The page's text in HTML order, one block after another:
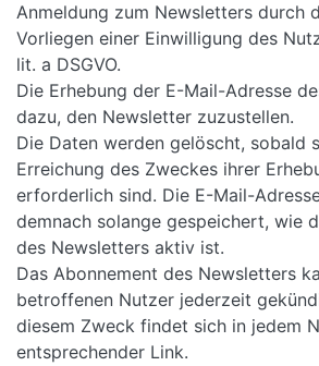
Anmeldung zum Newsletters durch
Vorliegen einer Einwilligung des
lit. a DSGVO.
Die Erhebung der E-Mail-Adresse
dazu, den Newsletter zuzustellen.
Die Daten werden gelöscht, sobald
Erreichung des Zweckes ihrer
erforderlich sind. Die E-Mail-
demnach solange gespeichert, wie
des Newsletters aktiv ist.
Das Abonnement des Newsletters
betroffenen Nutzer jederzeit
diesem Zweck findet sich in jedem
entsprechender Link.